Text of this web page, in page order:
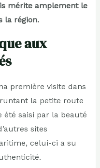
mérite amplement le
la région.
aux
première visite dans
la petite route
été saisi par la beauté
sites
celui-ci a su